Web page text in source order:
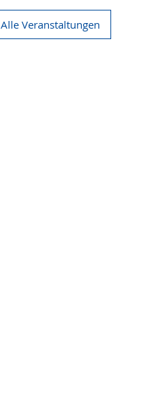
Alle Veranstaltungen